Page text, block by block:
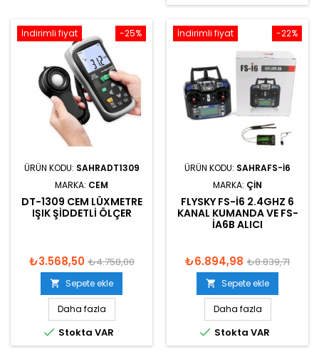
-25%
İndirimli fiyat
ÜRÜN KODU: SAHRADT1309
MARKA: CEM
DT-1309 CEM LÜXMETRE
IŞIK ŞIDDETLI ÖLÇER
₺3.568,50 ₺4.758,00
 Sepete ekle
Daha fazla
 Stokta VAR
-22%
İndirimli fiyat
ÜRÜN KODU: SAHRAFS-I6
MARKA: ÇIN
FLYSKY FS-I6 2.4GHZ 6
KANAL KUMANDA VE FS-
IA6B ALICI
₺6.894,98 ₺8.839,71
 Sepete ekle
Daha fazla
 Stokta VAR